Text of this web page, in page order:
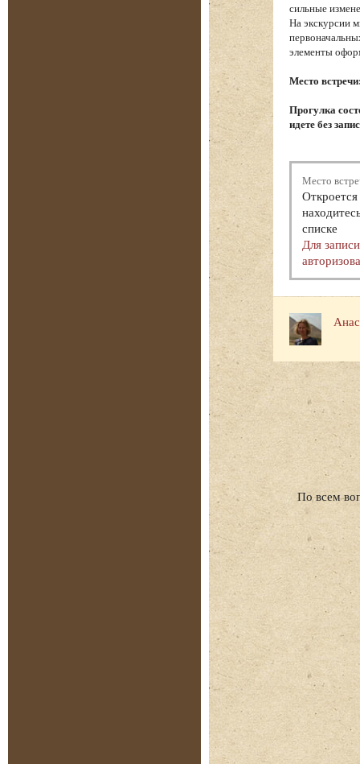
сильные
На экскурсии
элементы
Место
Прогулка
идете без
Место
списке
Для
По всем